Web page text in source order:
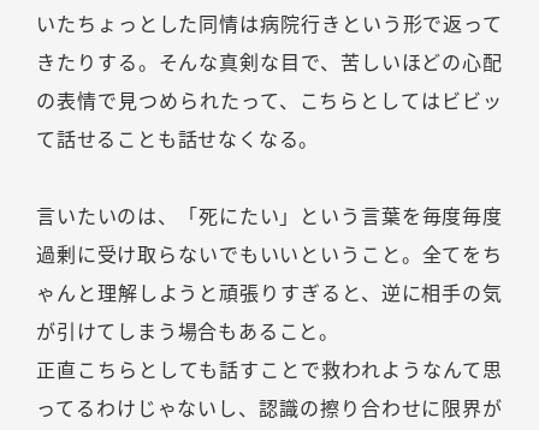
いたちょっとした同情は病院行きという形で返って
きたりする。そんな真剣な目で、苦しいほどの心配
の表情で見つめられたって、こちらとしてはビビッ
て話せることも話せなくなる。
言いたいのは、「死にたい」という言葉を毎度毎度
過剰に受け取らないでもいいということ。全てをち
ゃんと理解しようと頑張りすぎると、逆に相手の気
が引けてしまう場合もあること。
正直こちらとしても話すことで救われようなんて思
ってるわけじゃないし、認識の擦り合わせに限界が